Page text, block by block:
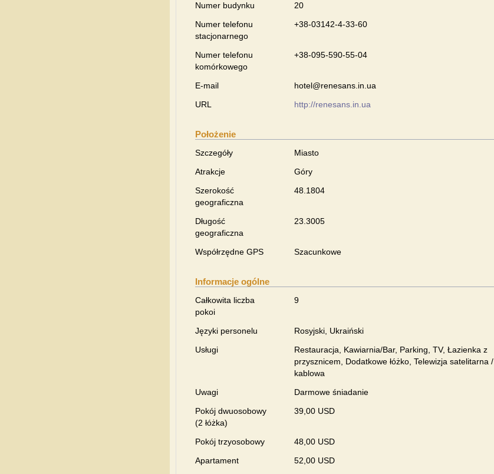
Numer budynku
20
Numer telefonu
stacjonarnego
+38-03142-4-33-60
Numer telefonu
komórkowego
+38-095-590-55-04
E-mail
hotel@renesans.in.ua
URL
http://renesans.in.ua
Położenie
Szczegóły
Miasto
Atrakcje
Góry
Szerokość
geograficzna
48.1804
Długość
geograficzna
23.3005
Współrzędne GPS Szacunkowe
Informacje ogólne
Całkowita liczba
pokoi
9
Języki personelu
Rosyjski, Ukraiński
Usługi
Restauracja, Kawiarnia/Bar, Parking, TV, Łazienka z
przysznicem, Dodatkowe łóżko, Telewizja satelitarna /
kablowa
Uwagi
Darmowe śniadanie
Pokój dwuosobowy
(2 łóżka)
39,00 USD
Pokój trzyosobowy
48,00 USD
Apartament
52,00 USD